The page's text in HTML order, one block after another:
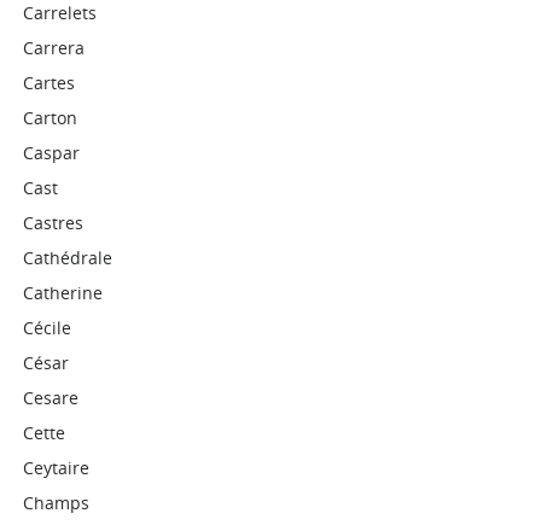
Carrelets
Carrera
Cartes
Carton
Caspar
Cast
Castres
Cathédrale
Catherine
Cécile
César
Cesare
Cette
Ceytaire
Champs